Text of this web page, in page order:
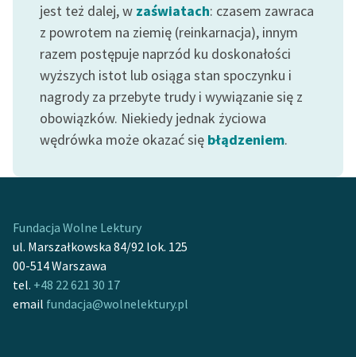
Ręce pełne poezji
Kolekcje edukacyjne
twórców przechodzących
do domeny publicznej,
lektur szkolnych oraz
Starego Testamentu
Odkurzamy bohaterów
Szkoła Poezji Wolnych
O nas
Kontakt
O projekcie
jest też dalej, w zaświatach: czasem zawraca
z powrotem na ziemię (reinkarnacja), innym
razem postępuje naprzód ku doskonałości
wyższych istot lub osiąga stan spoczynku i
nagrody za przebyte trudy i wywiązanie się z
obowiązków. Niekiedy jednak życiowa
wędrówka może okazać się błądzeniem.
Fundacja Wolne Lektury
ul. Marszałkowska 84/92 lok. 125
00-514 Warszawa
tel. +48 22 621 30 17
email fundacja@wolnelektury.pl